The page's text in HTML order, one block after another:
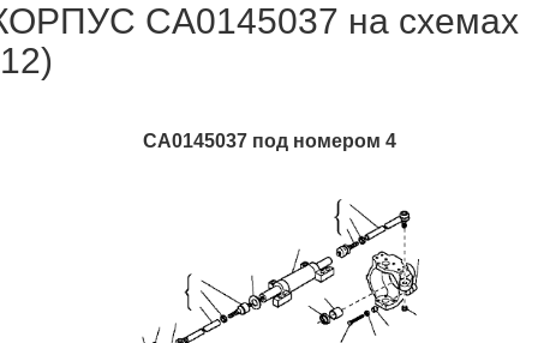
CA0145037 на схемах
CA0145037 под номером 4